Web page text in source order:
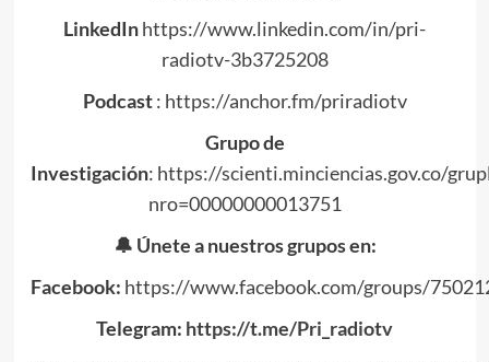
LinkedInhttps://www.linkedin.com/in/pri-
radiotv-3b3725208
Podcast: https://anchor.fm/priradiotv
Grupo de
Investigación: https://scienti.minciencias.gov.co/
nro=00000000013751
🔔 Únete a nuestros grupos en:
Facebook: https://www.facebook.com/groups/
Telegram: https://t.me/Pri_radiotv